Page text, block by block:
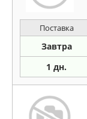
Поставка
Завтра
1 дн.